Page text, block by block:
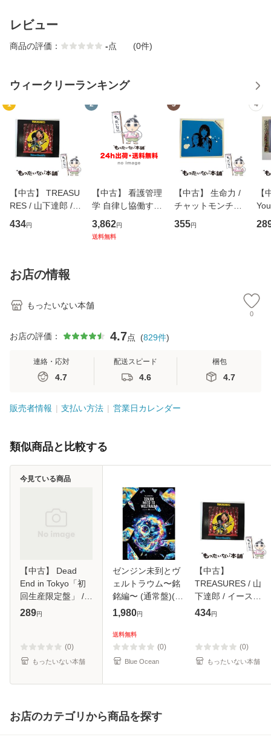
レビュー
商品の評価： -点 (0件)
ウィークリーランキング
1
【中古】 TREASU
RES / 山下達郎 /
イーストウエス
ト・ジャパン [CD]
434円
2
【中古】 看護管理
学 自律し協働する
専門職の看護マネ
ジメントスキル 改
3,862円
送料無料
3
【中古】 生命力 /
チャットモンチー /
キューンレコード
[CD]【メール便送
355円
4
【
のが
お店の情報
もったいない本舗
0
お店の評価： 4.7点 (829件)
連絡・応対
4.7
配送スピード
4.6
梱包
4.7
販売者情報 支払い方法 営業日カレンダー
類似商品と比較する
【中古】 Dead
End in Tokyo「初
回生産限定盤」 /
MAN WITH A
料】
289円
(0)
もったいない本舗
今見ている商品
ゼンジン未到とヴ
ェルトラウム〜銘
銘編〜 (通常盤)(2
枚組) [DVD]
1,980円
送料無料
(0)
Blue Ocean
【中古】
TREASURES / 山
下達郎 / イースト
ウエスト・ジャパ
434円
(0)
もったいない本舗
お店のカテゴリから商品を探す